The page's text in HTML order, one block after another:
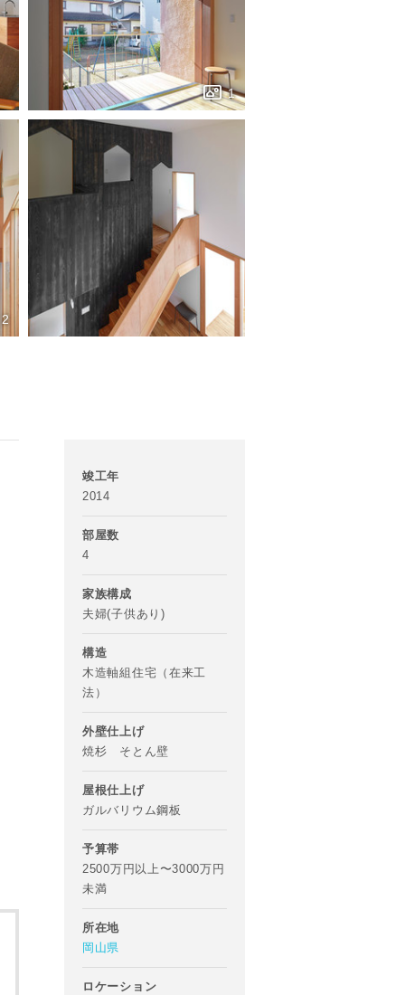
竣工年
2014
部屋数
4
家族構成
夫婦(子供あり)
構造
木造軸組住宅（在来工
法）
外壁仕上げ
焼杉 そとん壁
屋根仕上げ
ガルバリウム鋼板
予算帯
2500万円以上〜3000万円
未満
所在地
岡山県
ロケーション